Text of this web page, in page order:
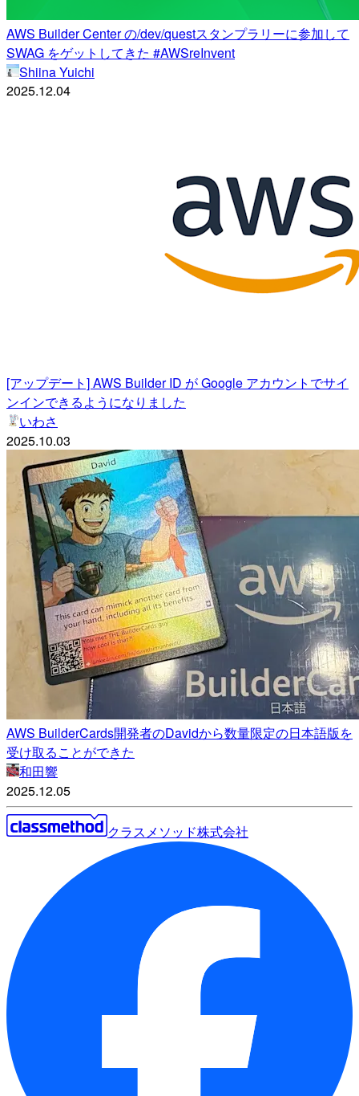
AWS Builder Center の/dev/questスタンプラリーに参加して
SWAG をゲットしてきた #AWSreInvent
Shiina Yuichi
2025.12.04
[アップデート] AWS Builder ID が Google アカウントでサイ
ンインできるようになりました
いわさ
2025.10.03
AWS BuilderCards開発者のDavidから数量限定の日本語版を
受け取ることができた
和田響
2025.12.05
クラスメソッド株式会社